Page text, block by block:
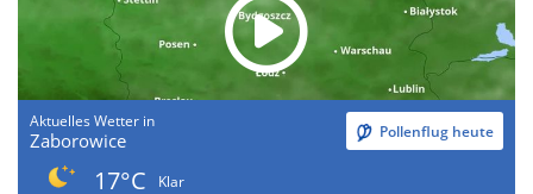
Aktuelles Wetter in
Zaborowice Pollenflug heute
17°C
Klar